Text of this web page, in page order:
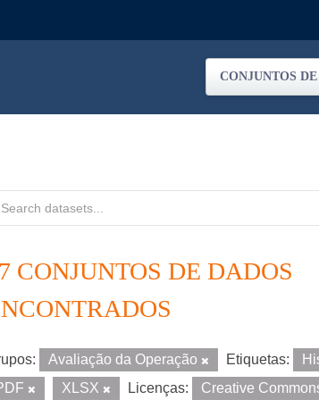
CONJUNTOS
CONJUNTOS DE DADOS
Avaliação da Operação Etiquetas:
XLSX Licenças: Creative